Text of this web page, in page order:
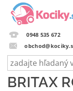
0948 535 672
BRITAX